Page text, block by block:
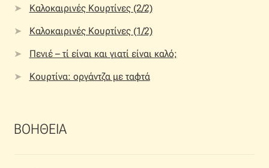
Καλοκαιρινές Κουρτίνες (2/2)
Καλοκαιρινές Κουρτίνες (1/2)
Πενιέ – τί είναι και γιατί είναι καλό;
Κουρτίνα: οργάντζα με ταφτά
ΒΟΗΘΕΙΑ